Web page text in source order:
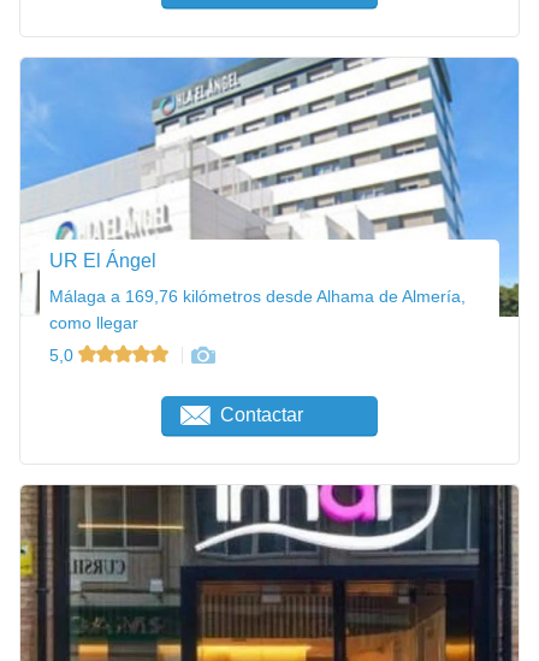
UR El Ángel
Málaga a 169,76 kilómetros desde Alhama de Almería,
como llegar
5,0
Contactar